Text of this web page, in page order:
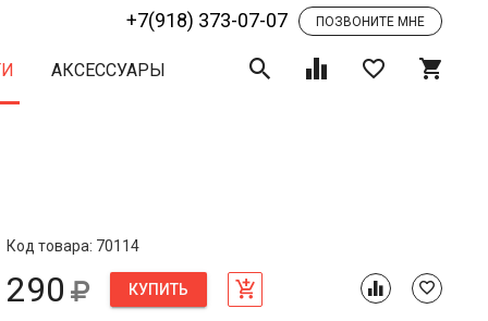
+7(918) 373-07-07 ПОЗВОНИТЕ МНЕ
АКСЕССУАРЫ
Код товара: 70114
290 КУПИТЬ